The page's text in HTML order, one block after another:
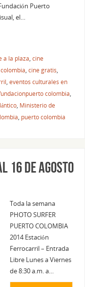
Puerto
el…
a la plaza, cine
, cine gratis,
, eventos culturales en
colombia,
, Ministerio de
, puerto colombia
16 DE AGOSTO
Toda la semana
PHOTO SURFER
PUERTO COLOMBIA
2014 Estación
Ferrocarril – Entrada
Libre Lunes a Viernes
de 8:30 a.m. a…